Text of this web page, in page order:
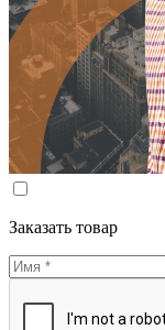
Заказать товар